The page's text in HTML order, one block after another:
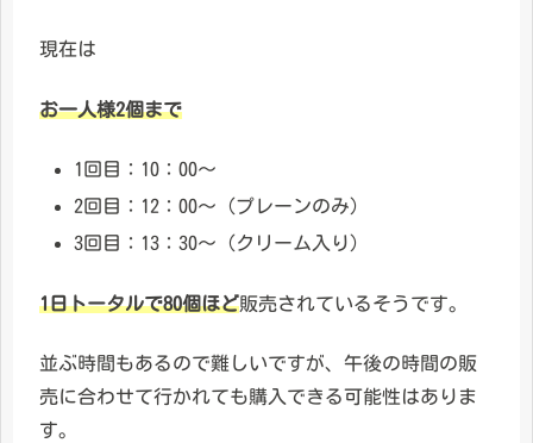
現在は
お一人様2個まで
1回目：10：00～
2回目：12：00～（プレーンのみ）
3回目：13：30～（クリーム入り）
1日トータルで80個ほど販売されているそうです。
並ぶ時間もあるので難しいですが、午後の時間の販
売に合わせて行かれても購入できる可能性はありま
す。